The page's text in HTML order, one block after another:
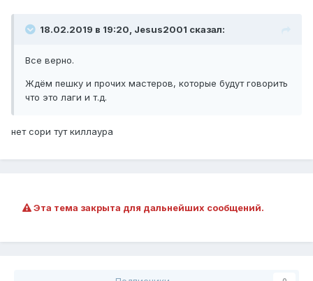
18.02.2019 в 19:20, Jesus2001 сказал:
Все верно.
Ждём пешку и прочих мастеров, которые будут говорить
что это лаги и т.д.
нет сори тут киллаура
Эта тема закрыта для дальнейших сообщений.